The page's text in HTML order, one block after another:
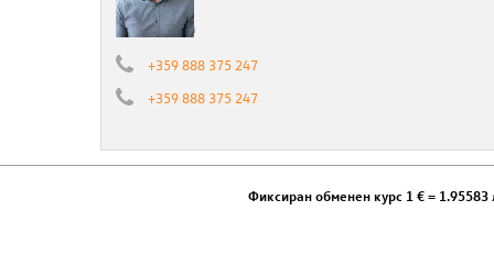
+359 888 375 247
+359 888 375 247
Фиксиран обменен курс 1 € = 1.95583